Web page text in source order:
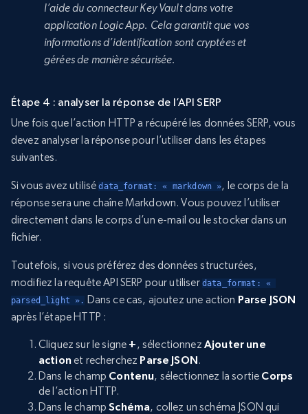
l’aide du connecteur Key Vault dans votre
application Logic App. Cela garantit que vos
informations d’identification sont cryptées et
gérées de manière sécurisée.
Étape 4 : analyser la réponse de l’API SERP
Une fois que l’action HTTP a récupéré les données SERP, vous
devez analyser la réponse pour l’utiliser dans les étapes
suivantes.
Si vous avez utilisédata_format: « markdown », le corps de la
réponse sera une chaîne Markdown. Vous pouvez l’utiliser
directement dans le corps d’un e-mail ou le stocker dans un
fichier.
Toutefois, si vous préférez des données structurées,
modifiez la requête API SERP pour utiliser data_format: «
parsed_light ». Dans ce cas, ajoutez une action Parse JSON
après l’étape HTTP :
Cliquez sur le signe + , sélectionnez Ajouter une
actionet recherchez Parse JSON.
Dans le champ Contenu, sélectionnez la sortie Corps
de l’action HTTP.
Dans le champSchéma, collez un schéma JSON qui